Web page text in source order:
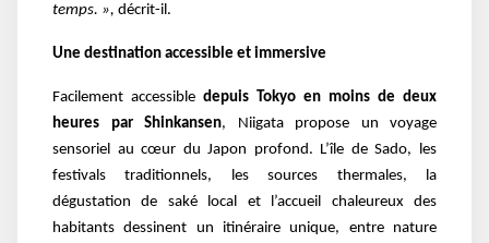
temps. », décrit-il.
Une destination accessible et immersive
Facilement accessible depuis Tokyo en moins de deux
heures par Shinkansen, Niigata propose un voyage
sensoriel au cœur du Japon profond. L’île de Sado, les
festivals traditionnels, les sources thermales, la
dégustation de saké local et l’accueil chaleureux des
habitants dessinent un itinéraire unique, entre nature